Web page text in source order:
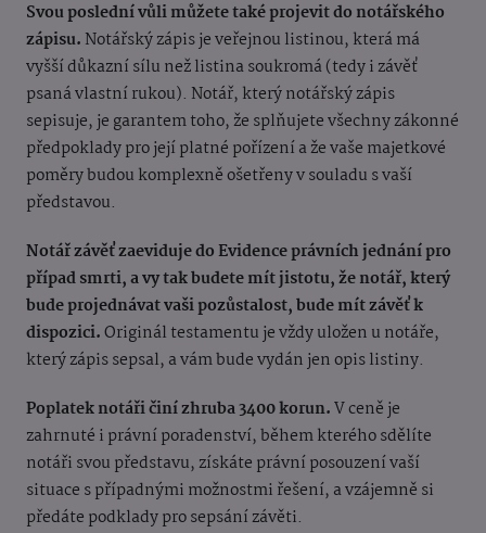
Svou poslední vůli můžete také projevit do notářského
zápisu. Notářský zápis je veřejnou listinou, která má
vyšší důkazní sílu než listina soukromá (tedy i závěť
psaná vlastní rukou). Notář, kterýnotářský zápis
sepisuje, je garantem toho, že splňujete všechny zákonné
předpoklady pro její platné pořízení a že vaše majetkové
poměry budou komplexně ošetřeny v souladu s vaší
představou.
Notář závěť zaeviduje do Evidence právních jednání pro
případ smrti, a vy tak budetemít jistotu, že notář, který
bude projednávat vaši pozůstalost, bude mít závěť k
dispozici.Originál testamentu je vždy uložen u notáře,
který zápis sepsal, a vám bude vydán jen opis listiny.
Poplatek notáři činí zhruba 3400 korun.V ceně je
zahrnuté i právní poradenství, během kterého sdělíte
notáři svou představu, získáte právní posouzení vaší
situace s případnými možnostmi řešení, a vzájemně si
předáte podklady pro sepsánízávěti.